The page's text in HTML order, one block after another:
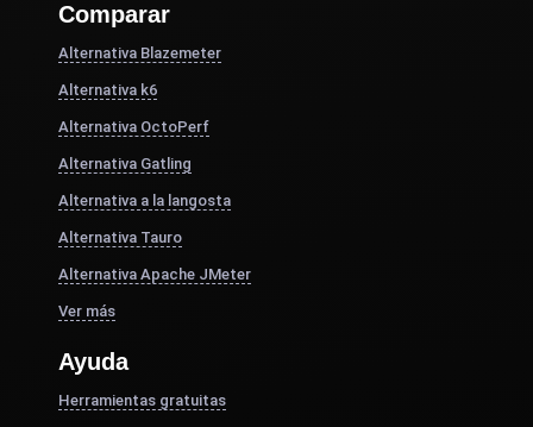
Comparar
Alternativa Blazemeter
Alternativa k6
Alternativa OctoPerf
Alternativa Gatling
Alternativa a la langosta
Alternativa Tauro
Alternativa Apache JMeter
Ver más
Ayuda
Herramientas gratuitas